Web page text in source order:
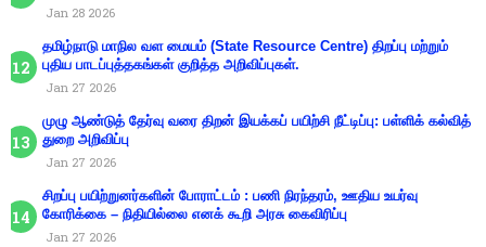
Jan 28 2026
தமிழ்நாடு மாநில வள மையம் (State Resource Centre) திறப்பு மற்றும்
புதிய பாடப்புத்தகங்கள் குறித்த அறிவிப்புகள்.
Jan 27 2026
முழு ஆண்டுத் தேர்வு வரை திறன் இயக்கப் பயிற்சி நீட்டிப்பு: பள்ளிக் கல்வித்
துறை அறிவிப்பு
Jan 27 2026
சிறப்பு பயிற்றுனர்களின் போராட்டம் : பணி நிரந்தரம், ஊதிய உயர்வு
கோரிக்கை – நிதியில்லை எனக் கூறி அரசு கைவிரிப்பு
Jan 27 2026